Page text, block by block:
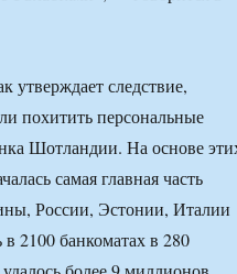
утверждает следствие,
похитить персональные
Шотландии. На основе
самая главная часть
России, Эстонии, Италии
2100 банкоматах в 280